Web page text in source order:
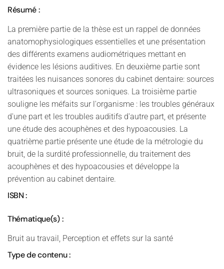
Résumé :
La première partie de la thèse est un rappel de données
anatomophysiologiques essentielles et une présentation
des différents examens audiométriques mettant en
évidence les lésions auditives. En deuxième partie sont
traitées les nuisances sonores du cabinet dentaire: sources
ultrasoniques et sources soniques. La troisième partie
souligne les méfaits sur l'organisme : les troubles généraux
d'une part et les troubles auditifs d'autre part, et présente
une étude des acouphènes et des hypoacousies. La
quatrième partie présente une étude de la métrologie du
bruit, de la surdité professionnelle, du traitement des
acouphènes et des hypoacousies et développe la
prévention au cabinet dentaire.
ISBN :
Thématique(s) :
Bruit au travail, Perception et effets sur la santé
Type de contenu :